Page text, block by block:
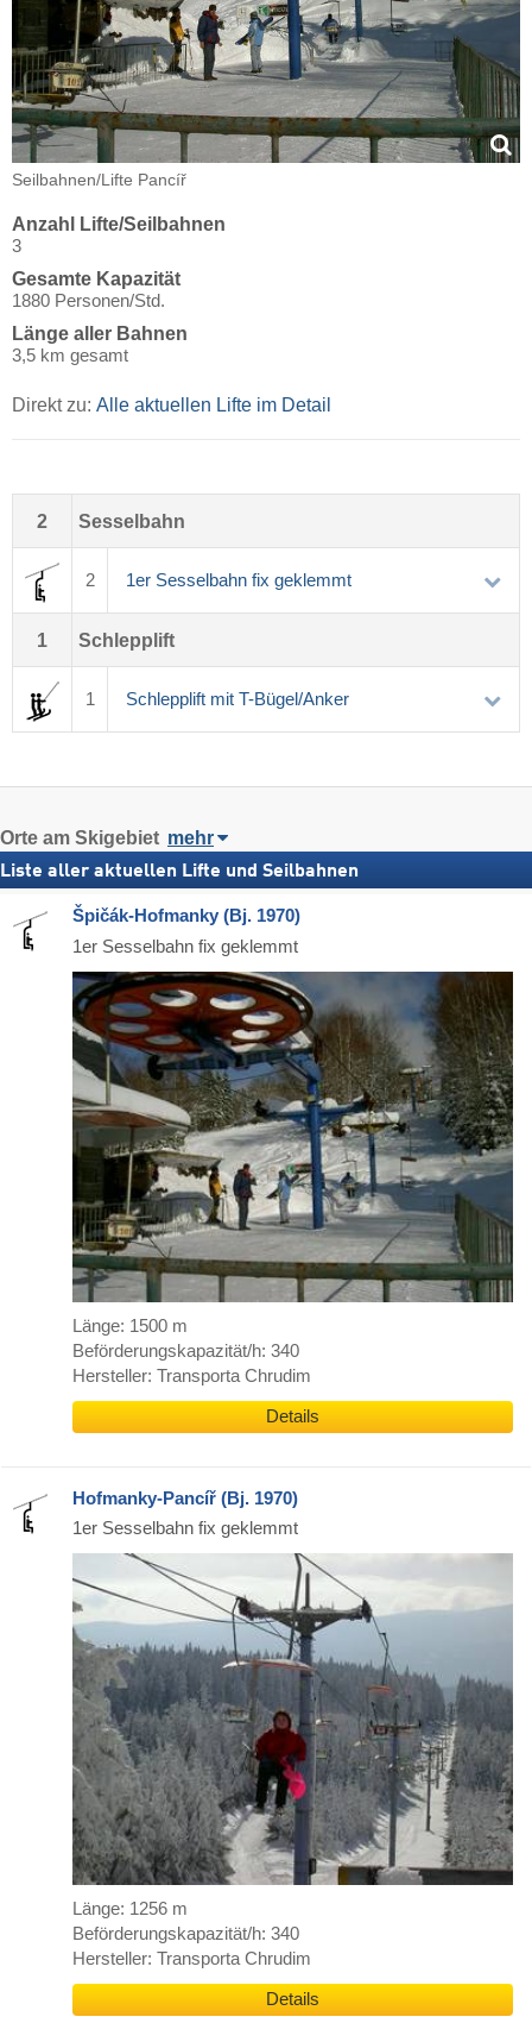
Seilbahnen/​Lifte Pancíř
Anzahl Lifte/Seilbahnen
3
Gesamte Kapazität
1880 Personen/Std.
Länge aller Bahnen
3,5 km gesamt
Direkt zu: Alle aktuellen Lifte im Detail
2 Sesselbahn
2 1er Sesselbahn fix geklemmt
1 Schlepplift
1 Schlepplift mit T-Bügel/Anker
Orte am Skigebiet mehr
Liste aller aktuellen Lifte und Seilbahnen
Špičák-Hofmanky (Bj. 1970)
1er Sesselbahn fix geklemmt
Länge: 1500 m
Beförderungskapazität/h: 340
Hersteller: Transporta Chrudim
Details
Hofmanky-Pancíř (Bj. 1970)
1er Sesselbahn fix geklemmt
Länge: 1256 m
Beförderungskapazität/h: 340
Hersteller: Transporta Chrudim
Details